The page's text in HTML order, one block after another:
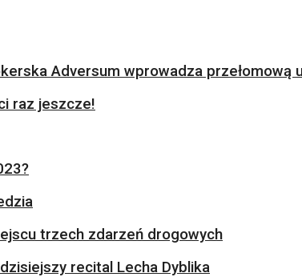
Adversum wprowadza
raz jeszcze!
trzech zdarzeń drogowych
recital Lecha Dyblika